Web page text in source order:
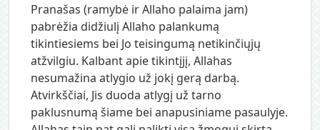
Pranašas (ramybė ir Allaho palaima jam)
pabrėžia didžiulį Allaho palankumą
tikintiesiems bei Jo teisingumą netikinčiųjų
atžvilgiu. Kalbant apie tikintįjį, Allahas
nesumažina atlygio už jokį gerą darbą.
Atvirkščiai, Jis duoda atlygį už tarno
paklusnumą šiame bei anapusiniame pasaulyje.